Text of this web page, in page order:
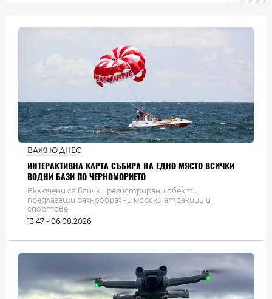
ВАЖНО ДНЕС
ИНТЕРАКТИВНА КАРТА СЪБИРА НА ЕДНО МЯСТО ВСИЧКИ
ВОДНИ БАЗИ ПО ЧЕРНОМОРИЕТО
Включени са всички регистрирани обекти,
предлагащи разнообразни морски атракции и
спортове
13:47 - 06.08.2026